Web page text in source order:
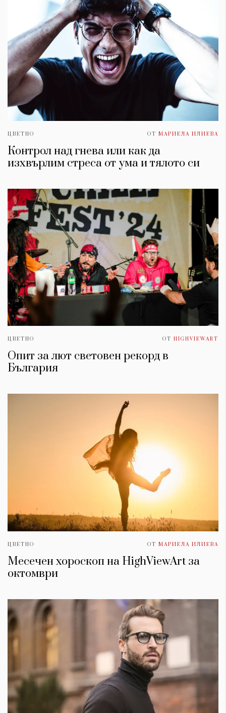
ЦВЕТНО ОТ МАРИЕЛА ИЛИЕВА
Контрол над гнева или как да
изхвърлим стреса от умa и тялото си
ЦВЕТНО ОТ HIGHVIEWART
Опит за лют световен рекорд в
България
ЦВЕТНО ОТ МАРИЕЛА ИЛИЕВА
Месечен хороскоп на HighViewArt за
oктомври